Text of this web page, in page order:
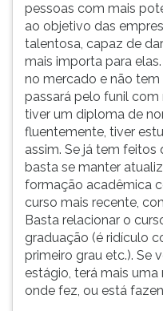
pessoas com mais
ao objetivo das
talentosa, capaz de
mais importa para
no mercado e não
passará pelo funil
tiver um diploma de
fluentemente, tiver
assim. Se já tem feitos
basta se manter
formação acadêmica
curso mais recente,
Basta relacionar o
graduação (é ridículo
primeiro grau etc.). Se
estágio, terá mais
onde fez, ou está